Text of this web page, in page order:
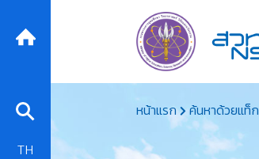
to
content
หน้าแรก ค้นหาด้วยแท็ก
TH